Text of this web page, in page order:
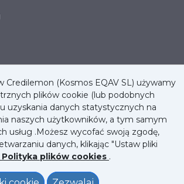
Polityka prywatności
Credilemon (Kosmos EQAV SL) używamy
plików cookie (lub podobnych
uzyskania danych statystycznych na
naszych użytkowników, a tym samym
usług .Możesz wycofać swoją zgodę,
danych, klikając "Ustaw pliki
Polityka plików cookies .